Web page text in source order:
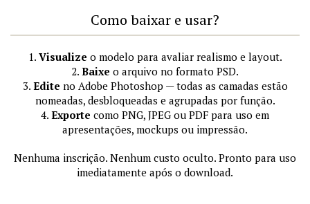
Como baixar e usar?
1. Visualize o modelo para avaliar realismo e layout.
2. Baixe o arquivo no formato PSD.
3. Edite no Adobe Photoshop — todas as camadas estão
nomeadas, desbloqueadas e agrupadas por função.
4. Exporte como PNG, JPEG ou PDF para uso em
apresentações, mockups ou impressão.
Nenhuma inscrição. Nenhum custo oculto. Pronto para uso
imediatamente após o download.